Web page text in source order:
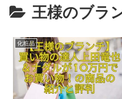
王様のブラ
化粧品